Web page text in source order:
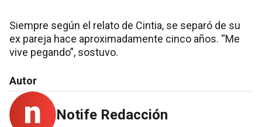
Siempre según el relato de Cintia, se separó de su
ex pareja hace aproximadamente cinco años. “Me
vive pegando”, sostuvo.
Autor
Notife Redacción